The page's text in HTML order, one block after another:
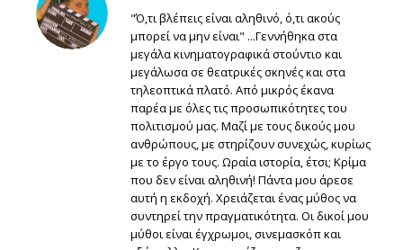
"Ό,τι βλέπεις είναι αληθινό, ό,τι ακούς
μπορεί να μην είναι" ...Γεννήθηκα στα
μεγάλα κινηματογραφικά στούντιο και
μεγάλωσα σε θεατρικές σκηνές και στα
τηλεοπτικά πλατό. Από μικρός έκανα
παρέα με όλες τις προσωπικότητες του
πολιτισμού μας. Μαζί με τους δικούς μου
ανθρώπους, με στηρίζουν συνεχώς, κυρίως
με το έργο τους. Ωραία ιστορία, έτσι; Κρίμα
που δεν είναι αληθινή! Πάντα μου άρεσε
αυτή η εκδοχή. Χρειάζεται ένας μύθος να
συντηρεί την πραγματικότητα. Οι δικοί μου
μύθοι είναι έγχρωμοι, σινεμασκόπ και